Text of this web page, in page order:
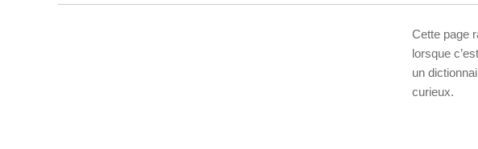
Cette page
lorsque
un
curieux.